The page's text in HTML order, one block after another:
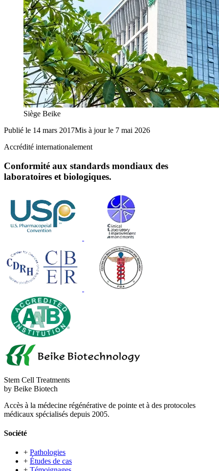
Siège Beike
Publié le 14 mars 2017Mis à jour le 7 mai 2026
Accrédité internationalement
Conformité aux standards mondiaux des
laboratoires et biologiques.
Stem Cell Treatments
by Beike Biotech
Accès à la médecine régénérative de pointe et à des protocoles
médicaux spécialisés depuis 2005.
Société
+ Pathologies
+ Études de cas